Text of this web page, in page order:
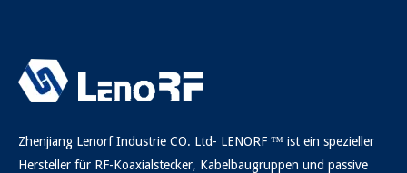
Zhenjiang Lenorf Industrie CO. Ltd- LENORF ™ ist ein spezieller
Hersteller für RF-Koaxialstecker, Kabelbaugruppen und passive